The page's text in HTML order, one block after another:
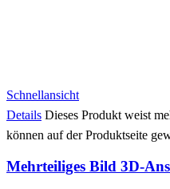
Schnellansicht
Details Dieses Produkt weist
können auf der Produktseite
Mehrteiliges Bild 3D-